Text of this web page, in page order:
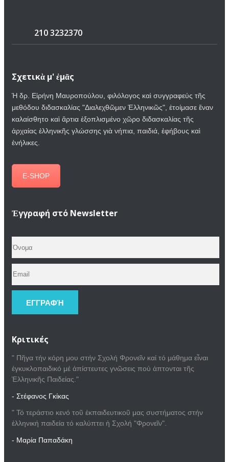
210 3232370
Σχετικὰ μ' ἐμᾶς
Ἡ δρ. Εἰρήνη Μαυροπούλου, φιλόλογος καὶ συγγραφεύς τῆς
μεθόδου διδασκαλίας "Διαλεχθῶμεν Ἐλληνικῶς", ἐτοίμασε ἕναν
καλαίσθητο καὶ ἄρτια ἐξοπλισμένο χῶρο διδασκαλίας τῆς
ἀρχαίας ἑλληνικῆς γλώσσης γιὰ νήπια, παιδιά, ἐφήβους καὶ
ἐνήλικες.
E-SHOP
Ἐγγραφή στό Newsletter
Κριτικές
" Πῆγα τήν κόρη μου στήν Σχολή Φρονεῖν καί τό μάθημα εἶναι
ἐγκυκλοπαιδικό μέ ἀπίστευτες γνῶσεις πού ἁπτονται τῆς
Ἑλληνικῆς Παιδείας."
- Στέφανος Γκίκας
" Τό τεράστιο κενό τοῦ ἐκπαιδευτικοῦ μας συστήματος στήν
ἑλληνική παιδεία τό καλύπτει ἡ Σχολή "Φρονεῖν".
- Μαρία Παπαδάκη